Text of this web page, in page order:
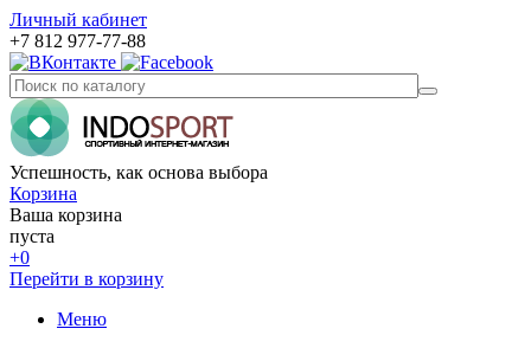
Личный кабинет
+7 812 977-77-88
Успешность, как основа выбора
Корзина
Ваша корзина
пуста
+0
Перейти в корзину
Меню